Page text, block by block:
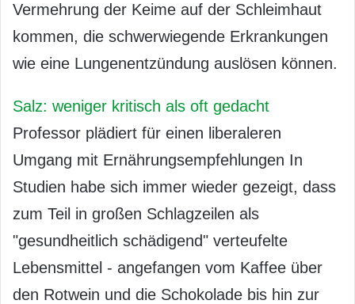
Vermehrung der Keime auf der Schleimhaut
kommen, die schwerwiegende Erkrankungen
wie eine Lungenentzündung auslösen können.
Salz: weniger kritisch als oft gedacht
Professor plädiert für einen liberaleren
Umgang mit Ernährungsempfehlungen In
Studien habe sich immer wieder gezeigt, dass
zum Teil in großen Schlagzeilen als
"gesundheitlich schädigend" verteufelte
Lebensmittel - angefangen vom Kaffee über
den Rotwein und die Schokolade bis hin zur